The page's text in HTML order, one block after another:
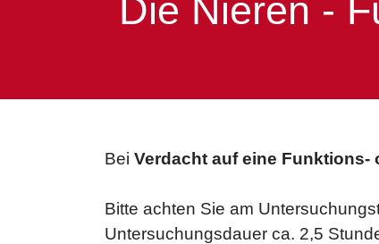
Die Nieren -
Bei Verdacht auf eine
Bitte achten Sie am
Untersuchungsdauer ca. 2,5